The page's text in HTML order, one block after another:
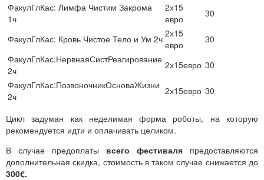
ФакулГлКас: Лимфа Чистим Закрома
1ч
2х15
евро
30
ФакулГлКас: Кровь Чистое Тело и Ум 2ч 2х15
евро
30
ФакулГлКас:НервнаяСистРеагирование
2ч
2х15евро 30
ФакулГлКас:ПозвоночникОсноваЖизни
2ч
2х15евро 30
Цикл задуман как неделимая форма роботы, на которую
рекомендуется идти и оплачивать целиком.
В случае предоплаты всего фестиваля предоставляются
дополнительная скидка, стоимость в таком случае снижается до
300€.